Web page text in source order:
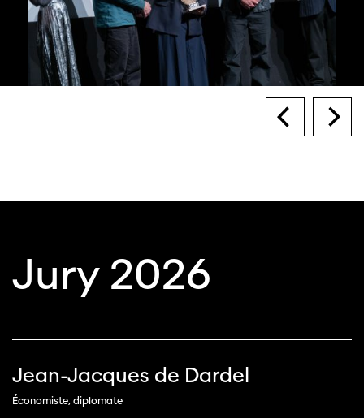
Jury 2026
Jean-Jacques de Dardel
Économiste, diplomate